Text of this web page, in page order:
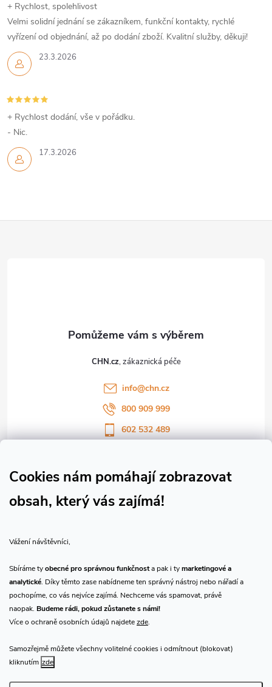
Cookies nám pomáhají zobrazovat
obsah, který vás zajímá!
Vážení návštěvníci,
Sbíráme tyobecné pro správnou funkčnosta pak i tymarketingové a
analytické. Díky těmto zase nabídneme ten správný nástroj nebo nářadí a
pochopíme, co vás nejvíce zajímá. Nechceme vás spamovat, právě
naopak. Budeme rádi, pokud zůstanete s námi!
Více o ochraně osobních údajů najdetezde.
Samozřejmě můžete všechny volitelné cookies i odmítnout (blokovat)
kliknutím zde
23.3.2026
+ Rychlost, spolehlivost
Velmi solidní jednání se zákazníkem, funkční kontakty, rychlé
vyřízení od objednání, až po dodání zboží. Kvalitní služby, děkuji!
17.3.2026
+ Rychlost dodání, vše v pořádku.
- Nic.
CHN.cz
info@chn.cz
800 909 999
602 532 489
Sledujte náš vlog CHN_CZ
Přijímáme online platby